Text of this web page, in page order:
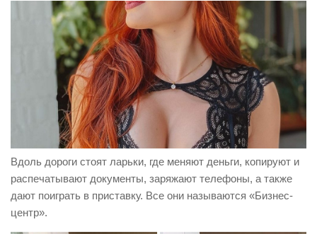
Вдоль дороги стоят ларьки, где меняют деньги, копируют и
распечатывают документы, заряжают телефоны, а также
дают поиграть в приставку. Все они называются «Бизнес-
центр».